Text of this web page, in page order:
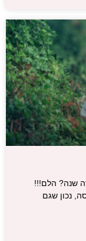
שנה? הלם!!!
נכון שגם